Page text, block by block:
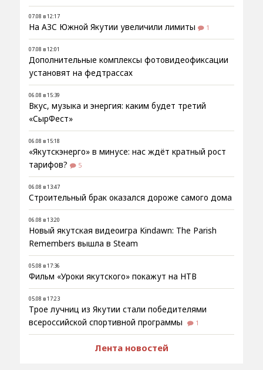
07.08 в 12:17
На АЗС Южной Якутии увеличили лимиты 1
07.08 в 12:01
Дополнительные комплексы фотовидеофиксации
установят на федтрассах
06.08 в 15:39
Вкус, музыка и энергия: каким будет третий
«СырФест»
06.08 в 15:18
«Якутскэнерго» в минусе: нас ждёт кратный рост
тарифов?
5
06.08 в 13:47
Строительный брак оказался дороже самого дома
06.08 в 13:20
Новый якутская видеоигра Kindawn: The Parish
Remembers вышла в Steam
05.08 в 17:36
Фильм «Уроки якутского» покажут на НТВ
05.08 в 17:23
Трое лучниц из Якутии стали победителями
всероссийской спортивной программы
1
Лента новостей